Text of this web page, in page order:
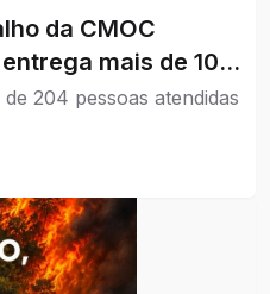
da CMOC
mais de 100
de Ouvidor
204 pessoas atendidas